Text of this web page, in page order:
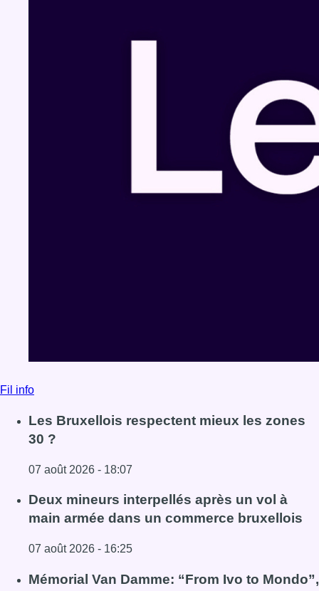
Fil info
Les Bruxellois respectent mieux les zones
30 ?
07 août 2026 - 18:07
Lire l'article Les Bruxellois respectent mieux les zones 30
Deux mineurs interpellés après un vol à
main armée dans un commerce bruxellois
07 août 2026 - 16:25
Lire l'article Deux mineurs interpellés après un vol à
Mémorial Van Damme: “From Ivo to Mondo”,